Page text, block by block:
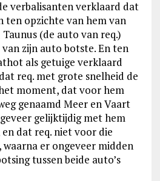
verbalisanten verklaard dat
ten opzichte van hem van
(de auto van req.)
zijn auto botste. En ten
als getuige verklaard
req. met grote snelheid de
moment, dat voor hem
genaamd Meer en Vaart
gelijktijdig met hem
dat req. niet voor die
er ongeveer midden
tussen beide auto’s